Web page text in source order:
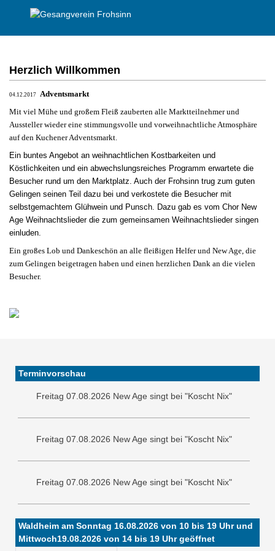
Herzlich Willkommen
04.12.2017 Adventsmarkt
Mit viel Mühe und großem Fleiß zauberten alle Marktteilnehmer und
Aussteller wieder eine stimmungsvolle und vorweihnachtliche Atmosphäre
auf den Kuchener Adventsmarkt.
Ein buntes Angebot an weihnachtlichen Kostbarkeiten und
Köstlichkeiten und ein abwechslungsreiches Programm erwartete die
Besucher rund um den Marktplatz. Auch der Frohsinn trug zum guten
Gelingen seinen Teil dazu bei und verkostete die Besucher mit
selbstgemachtem Glühwein und Punsch. Dazu gab es vom Chor New
Age Weihnachtslieder die zum gemeinsamen Weihnachtslieder singen
einluden.
Ein großes Lob und Dankeschön an alle fleißigen Helfer und New Age, die
zum Gelingen beigetragen haben und einen herzlichen Dank an die vielen
Besucher.
Terminvorschau
Freitag 07.08.2026 New Age singt bei "Koscht Nix"
Freitag 07.08.2026 New Age singt bei "Koscht Nix"
Freitag 07.08.2026 New Age singt bei "Koscht Nix"
Freitag 07.08.2026 New Age singt bei "Koscht Nix"
Waldheim am Sonntag 16.08.2026 von 10 bis 19 Uhr und
Mittwoch19.08.2026 von 14 bis 19 Uhr geöffnet